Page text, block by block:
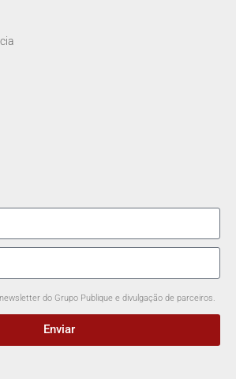
do Grupo Publique e divulgação de parceiros.
Enviar